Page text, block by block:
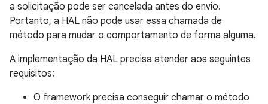
a solicitação pode ser cancelada antes do envio.
Portanto, a HAL não pode usar essa chamada de
método para mudar o comportamento de forma alguma.
A implementação da HAL precisa atender aos seguintes
requisitos:
O framework precisa conseguir chamar o método